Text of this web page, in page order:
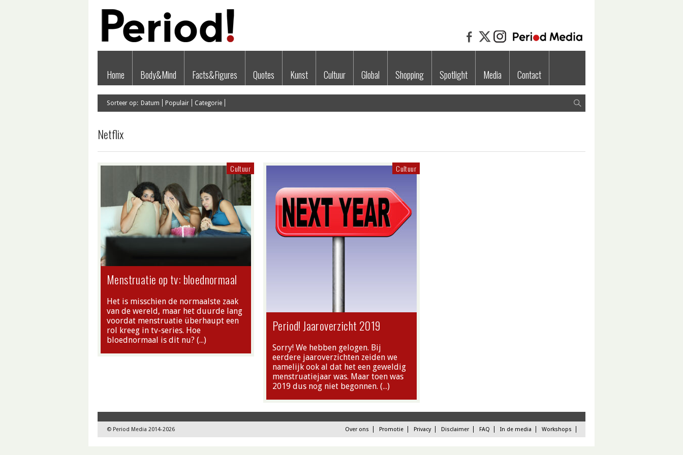
Home Body&Mind Facts&Figures Quotes Kunst Cultuur Global Shopping Spotlight Media Contact
Sorteer op: Datum Populair Categorie
Netflix
Cultuur
Menstruatie op tv: bloednormaal
Het is misschien de normaalste zaak
van de wereld, maar het duurde lang
voordat menstruatie überhaupt een
rol kreeg in tv-series. Hoe
bloednormaal is dit nu? (…)
Cultuur
Period! Jaaroverzicht 2019
Sorry! We hebben gelogen. Bij
eerdere jaaroverzichten zeiden we
namelijk ook al dat het een geweldig
menstruatiejaar was. Maar toen was
2019 dus nog niet begonnen. (…)
© Period Media 2014-2026 Over ons Promotie Privacy Disclaimer FAQ In de media Workshops